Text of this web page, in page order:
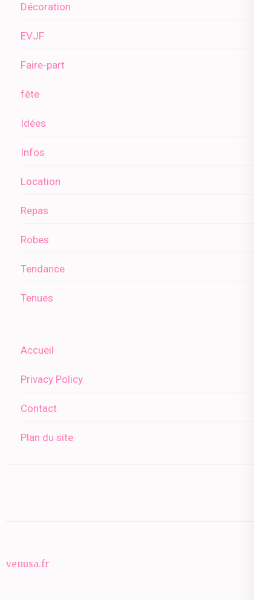
Décoration
EVJF
Faire-part
fête
Idées
Infos
Location
Repas
Robes
Tendance
Tenues
Accueil
Privacy Policy
Contact
Plan du site
venusa.fr